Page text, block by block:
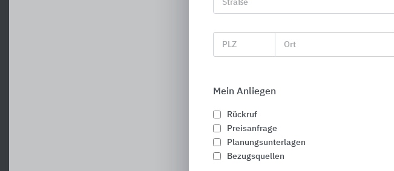
Hager
Hager
macht –
Straße
PLZ Ort
Mein Anliegen
Rückruf
Preisanfrage
Planungsunterlagen
Bezugsquellen